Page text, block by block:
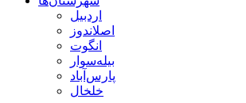
اردبیل
اصلاندوز
انگوت
بیله‌سوار
پارس‌آباد
خلخال